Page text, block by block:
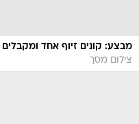
מבצע: קונים זיוף אחד
צילום מסך